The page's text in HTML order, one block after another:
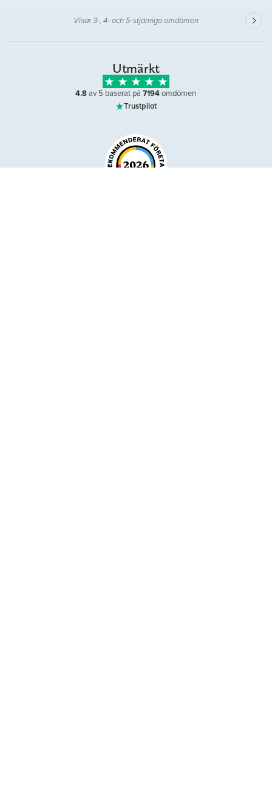
anställda har lång och gedigen erfarenhet av allt som ska göras
efter en nära anhörigs bortgång i kombination med bemötandet av
Visar 3-, 4- och 5-stjärniga omdömen
Utmärkt
4.8av 5 baserat på7194omdömen
Trustpilot